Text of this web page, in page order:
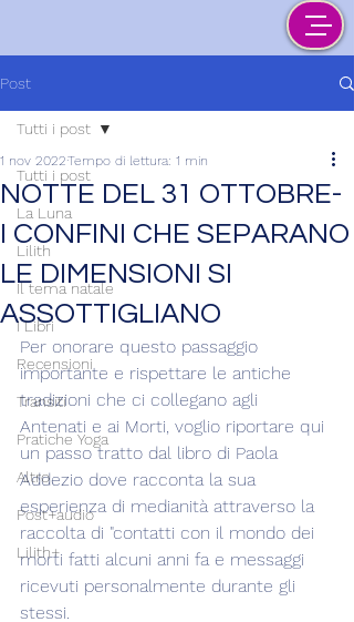
Post
Tutti i post
La Luna
Lilith
Il tema natale
I Libri
Recensioni
Transiti
Pratiche Yoga
Altro
Post+audio
Lilith+
Tutti i post
NOTTE DEL 31 OTTOBRE-
I CONFINI CHE SEPARANO
LE DIMENSIONI SI
ASSOTTIGLIANO
1 nov 2022Tempo di lettura: 1 min
Per onorare questo passaggio
importante e rispettare le antiche
tradizioni che ci collegano agli
Antenati e ai Morti, voglio riportare qui
un passo tratto dal libro di Paola
Addezio dove racconta la sua
esperienza di medianità attraverso la
raccolta di "contatti con il mondo dei
morti fatti alcuni anni fa e messaggi
ricevuti personalmente durante gli
stessi.